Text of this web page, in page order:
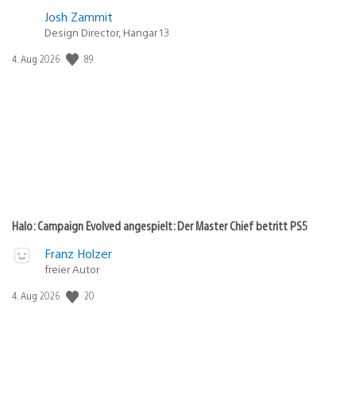
Josh Zammit
Design Director, Hangar 13
Veröffentlichungsdatum:
4. Aug 2026 89
Halo: Campaign Evolved angespielt: Der Master Chief betritt PS5
Franz Holzer
freier Autor
Veröffentlichungsdatum:
4. Aug 2026 20